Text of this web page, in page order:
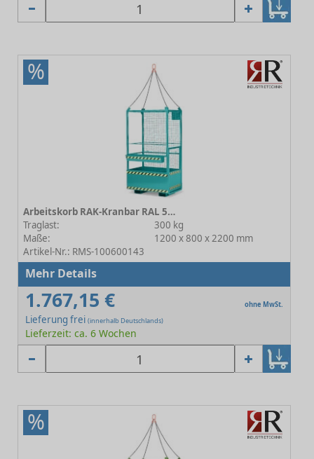
%
Arbeitskorb RAK-Kranbar RAL 5018 Türkisblau
Traglast:
300 kg
Maße:
1200 x 800 x 2200 mm
Artikel-Nr.: RMS-100600143
Mehr Details
1.767,15 € ohne MwSt.
Lieferung frei (innerhalb Deutschlands)
Lieferzeit: ca. 6 Wochen
%